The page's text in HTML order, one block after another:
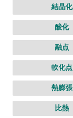
結晶化
酸化
融点
軟化点
熱膨張
比熱